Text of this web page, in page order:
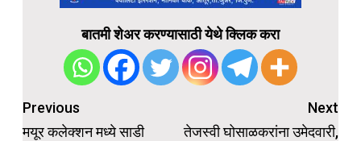
बातमी शेअर करण्यासाठी येथे क्लिक करा
Post
navigation
Previous
मयूर कलेक्शन मध्ये साडी
Next
तेजस्वी घोसाळकरांना उमेदवारी,